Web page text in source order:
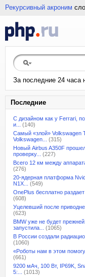
Рекурсивный акроним
За последние 24 часа
Последние
С дизайном как у Ferrari,
и...
(140)
Самый «злой» Volkswagen
Volkswagen...
(315)
Новый Airbus A350F
проверку...
(227)
Всего 12 км между
(276)
20-ядерная платформа
N1X...
(549)
OnePlus бесплатно раздает
(608)
Уцелевший после
(623)
BMW уже не будет
запустила...
(1065)
В России создали
(1060)
«Роботы нам в этом
(661)
9200 мАч, 100 Вт, IP69K,
5:...
(1013)